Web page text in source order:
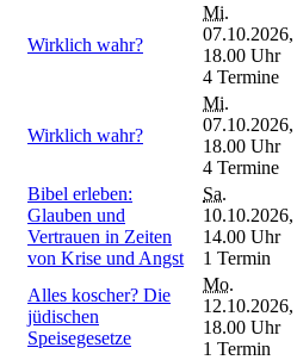
Wirklich wahr?
Mi.
07.10.2026,
18.00 Uhr
4 Termine
Wirklich wahr?
Mi.
07.10.2026,
18.00 Uhr
4 Termine
Bibel erleben:
Glauben und
Vertrauen in Zeiten
von Krise und Angst
Sa.
10.10.2026,
14.00 Uhr
1 Termin
Alles koscher? Die
jüdischen
Speisegesetze
Mo.
12.10.2026,
18.00 Uhr
1 Termin